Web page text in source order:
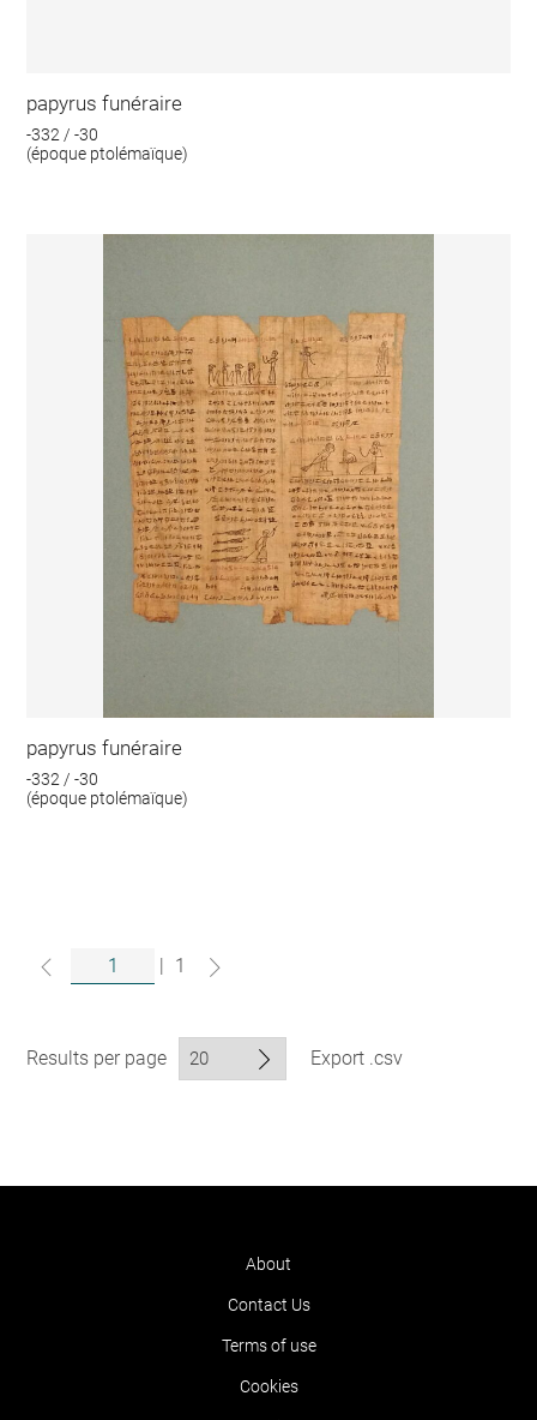
papyrus funéraire
-332 / -30
(époque ptolémaïque)
papyrus funéraire
-332 / -30
(époque ptolémaïque)
| 1
Results per page Export .csv
About
Contact Us
Terms of use
Cookies